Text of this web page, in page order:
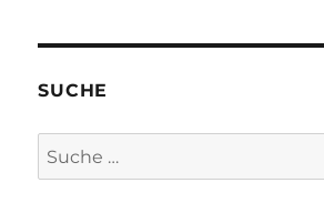
SUCHE
Suche
nach: